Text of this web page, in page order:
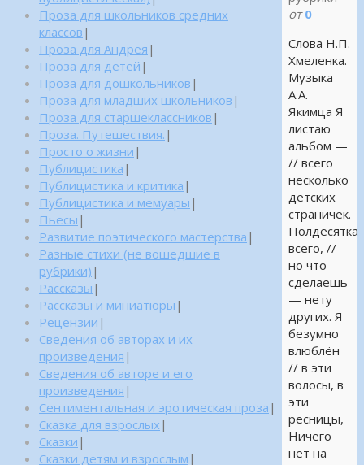
от 0
Слова Н.П.
Хмеленка.
Музыка
А.А.
Якимца Я
листаю
альбом —
// всего
несколько
детских
страничек.
Полдесятка
всего, //
но что
сделаешь
— нету
других. Я
безумно
влюблён
// в эти
волосы, в
эти
ресницы,
Ничего
нет на
Проза для школьников средних
классов |
Проза для Андрея |
Проза для детей |
Проза для дошкольников |
Проза для младших школьников |
Проза для старшеклассников |
Проза. Путешествия. |
Просто о жизни |
Публицистика |
Публицистика и критика |
Публицистика и мемуары |
Пьесы |
Развитие поэтического мастерства |
Разные стихи (не вошедшие в
рубрики) |
Рассказы |
Рассказы и миниатюры |
Рецензии |
Сведения об авторах и их
произведения |
Сведения об авторе и его
произведения |
Сентиментальная и эротическая проза |
Сказка для взрослых |
Сказки |
Сказки детям и взрослым |